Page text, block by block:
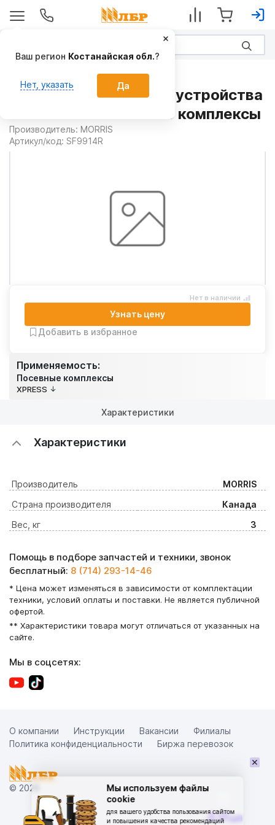
Пластина прицепного устройства
SF9914R на Посевные комплексы
Производитель: MORRIS
Артикул/код: SF9914R
Применяемость:
Посевные комплексы
XPRESS
Нет в наличии
Узнать цену
Добавить в избранное
Характеристики
Характеристики
Производитель
MORRIS
Страна производителя
Канада
Вес, кг
3
Мы используем файлы
cookie
для вашего удобства пользования сайтом
и повышения качества рекомендаций
Помощь в подборе запчастей и техники, звонок
бесплатный: 8 (714) 293-14-46
* Цена может изменяться в зависимости от комплектации
техники, условий оплаты и поставки. Не является публичной
офертой.
** Характеристики товара могут отличаться от указанных на
сайте.
Мы в соцсетях:
© 2026
О компании Инструкции Вакансии
Филиалы
Политика конфиденциальности
Биржа перевозок
×
Ваш регион Костанайская обл.?
Нет, указать Да